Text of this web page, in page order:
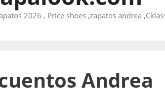
2026 , Price shoes ,zapatos andrea
Andrea